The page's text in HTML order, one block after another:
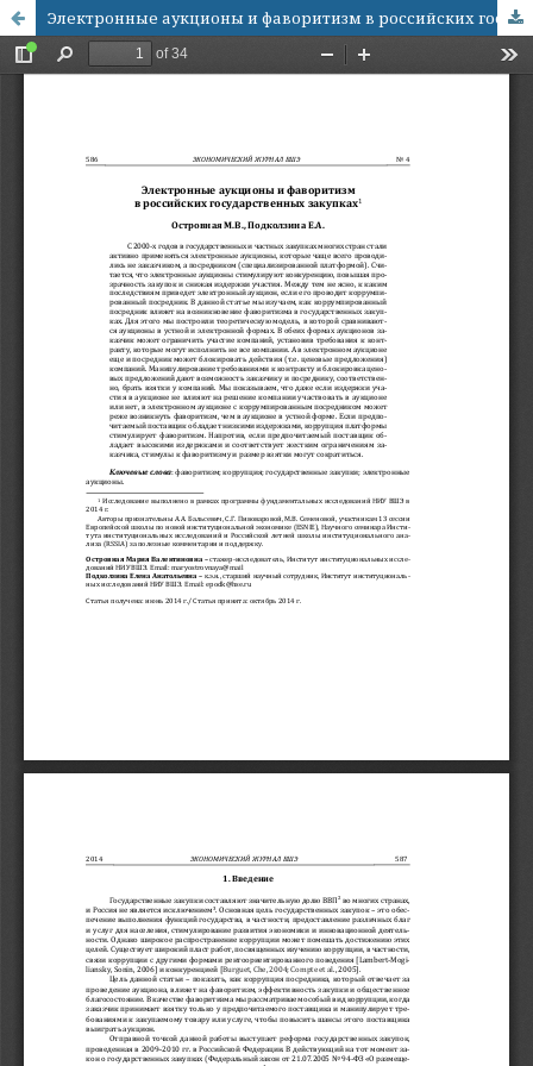
Электронные аукционы и фаворитизм в российских государственных закупках